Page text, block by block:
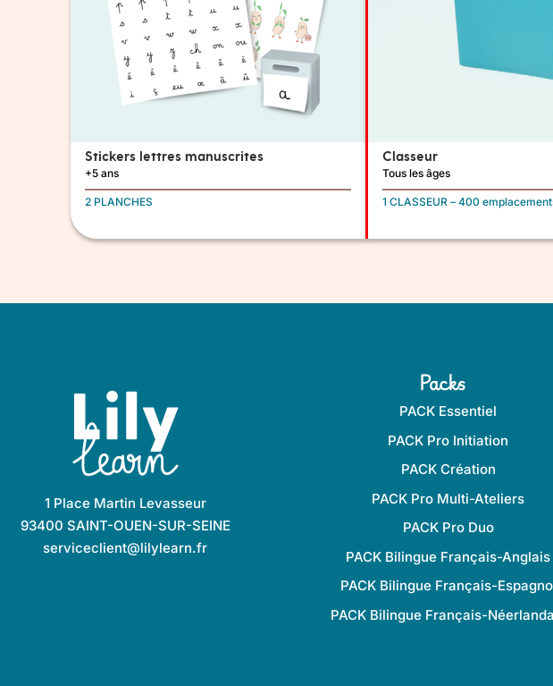
Stickers lettres manuscrites
+5 ans
2 PLANCHES
7,50€
quantité de Stickers lettres manuscrites
Classeur
Tous les âges
1 CLASSEUR – 400
10,36€HT
12,43
1 Place Martin Levasseur
93400 SAINT-OUEN-SUR-SEINE
serviceclient@lilylearn.fr
Packs
PACK Essentiel
PACK Pro Initiation
PACK Création
PACK Pro Multi-Ateliers
PACK Pro Duo
PACK Bilingue Français-Anglais
PACK Bilingue Français-
PACK Bilingue Français-